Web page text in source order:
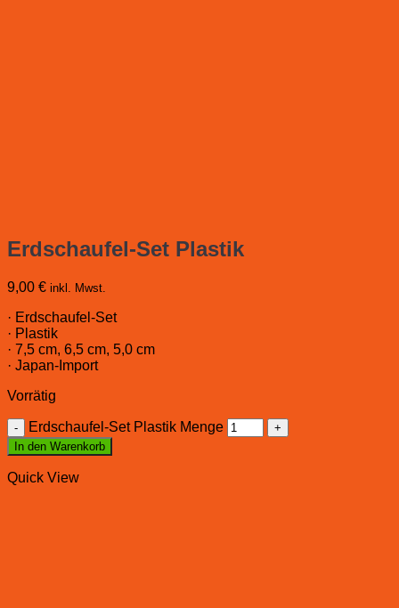
Erdschaufel-Set Plastik
9,00 € inkl. Mwst.
· Erdschaufel-Set
· Plastik
· 7,5 cm, 6,5 cm, 5,0 cm
· Japan-Import
Vorrätig
Erdschaufel-Set Plastik Menge
In den Warenkorb
Quick View